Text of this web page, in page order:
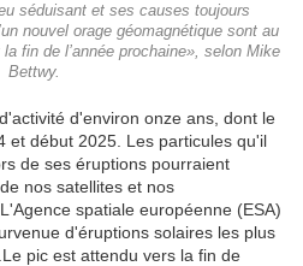
séduisant et ses causes toujours
nouvel orage géomagnétique sont au
fin de l’année prochaine», selon Mike
Bettwy.
d'environ onze ans, dont le
et début 2025. Les particules qu'il
de ses éruptions pourraient
nos satellites et nos
spatiale européenne (ESA)
d'éruptions solaires les plus
pic est attendu vers la fin de